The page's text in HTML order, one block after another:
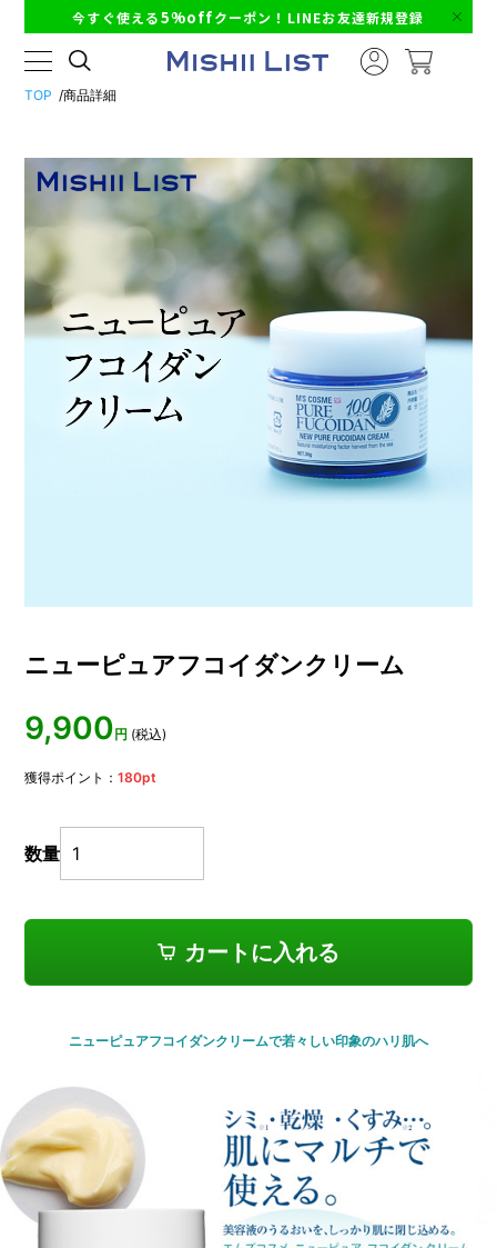
今すぐ使える5%offクーポン！LINEお友達新規登録
TOP 商品詳細
ニューピュアフコイダンクリーム
9,900円 (税込)
獲得ポイント：180pt
数量
カートに入れる
ニューピュアフコイダンクリームで若々しい印象のハリ肌へ